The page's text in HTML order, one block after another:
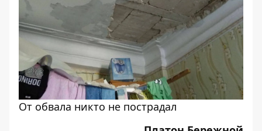
От обвала никто не пострадал